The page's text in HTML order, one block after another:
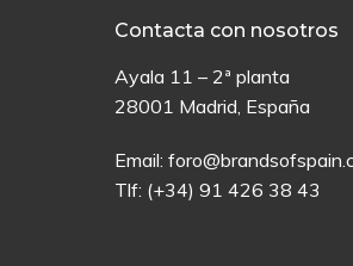
Contacta con nosotros
Ayala 11 – 2ª planta
28001 Madrid, España
Email:
Tlf: (+34) 91 426 38 43